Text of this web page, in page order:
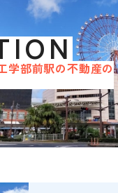
学部前駅の不動産の